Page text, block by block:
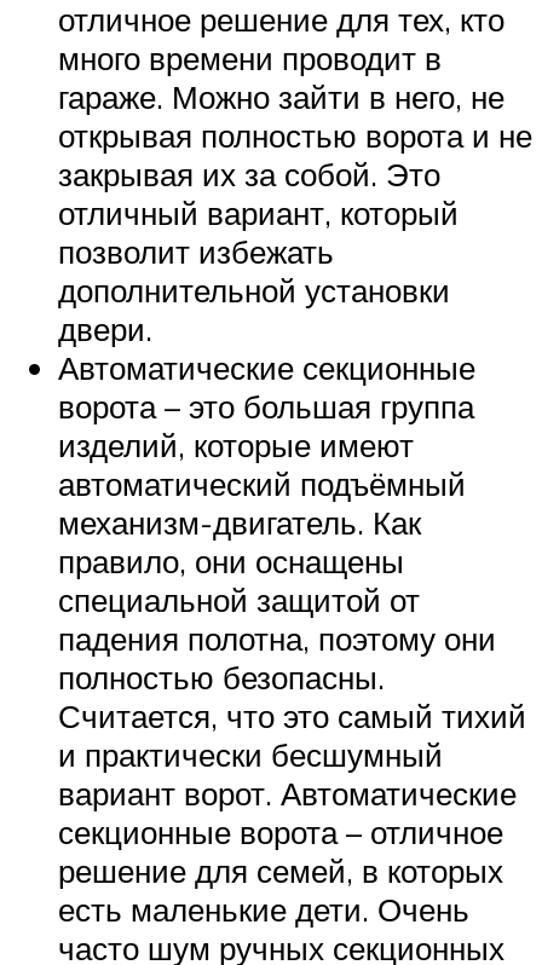
отличное решение для тех, кто
много времени проводит в
гараже. Можно зайти в него, не
открывая полностью ворота и не
закрывая их за собой. Это
отличный вариант, который
позволит избежать
дополнительной установки
двери.
Автоматические секционные
ворота – это большая группа
изделий, которые имеют
автоматический подъёмный
механизм-двигатель. Как
правило, они оснащены
специальной защитой от
падения полотна, поэтому они
полностью безопасны.
Считается, что это самый тихий
и практически бесшумный
вариант ворот. Автоматические
секционные ворота – отличное
решение для семей, в которых
есть маленькие дети. Очень
часто шум ручных секционных